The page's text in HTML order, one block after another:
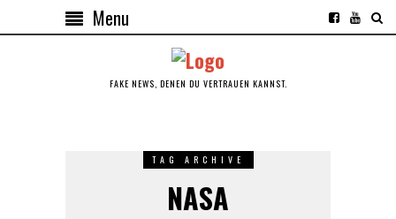
Menu
FAKE NEWS, DENEN DU VERTRAUEN KANNST.
TAG ARCHIVE
NASA